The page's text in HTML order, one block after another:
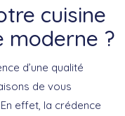
cuisine
moderne ?
d’une qualité
de vous
En effet, la crédence